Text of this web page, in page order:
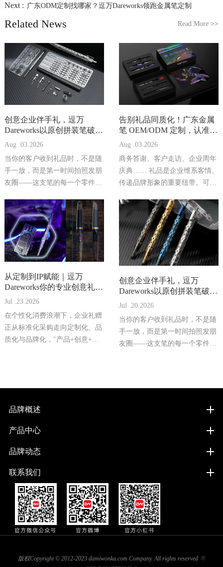
Next : 广东ODM定制找哪家？逗万Dareworks领跑金属笔定制
Related News Read More>>
创意企业伴手礼，逗万
Dareworks以原创拼装笔破局
礼品创意困局
Aug .03.2026
当你的客户收到礼品时，不是随
手一放，而是第一时间拍照发朋
友圈——这支笔的每一个零件都
立体，拼装的过程本身就是一次
沉浸式的品牌互动体
告别礼品同质化！广东金属
笔 OEM/ODM 定制，认准逗
万 Dareworks
Aug .03.2026
商务答谢、客户走访、企业周年
庆典…… 礼品是企业维系客情、
传递品牌形象的重要纽带。可如
品定制常常左右为难。保温杯、
普通文创等大众礼品
从定制到IP赋能｜逗万
Dareworks你的专业创意礼品
定制服务商
Jul .23.2026
在个性化消费浪潮下，企业礼赠
正从标准化采购走向定制化、品
质化与品牌化，"产品+创意+交
创意企业伴手礼，逗万
Dareworks以原创拼装笔破局
礼品创意困局
Jul .20.2026
当你的客户收到礼品时，不是随
手一放，而是第一时间拍照发朋
友圈——这支笔的每一个零件都
品牌概述
产品中心
品牌动态
联系我们
版权Copyright © 2012-2023 damiwonka.com Company. All rights reserved 粤